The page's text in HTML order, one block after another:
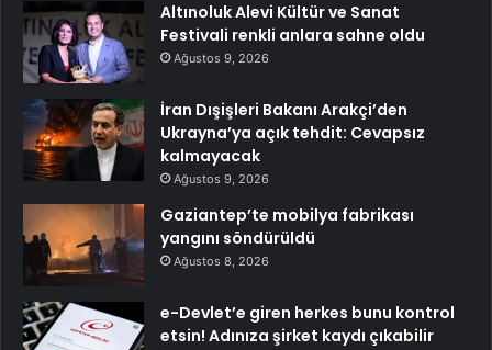
Altınoluk Alevi Kültür ve Sanat
Festivali renkli anlara sahne oldu
Ağustos 9, 2026
İran Dışişleri Bakanı Arakçi’den
Ukrayna’ya açık tehdit: Cevapsız
kalmayacak
Ağustos 9, 2026
Gaziantep’te mobilya fabrikası
yangını söndürüldü
Ağustos 8, 2026
e-Devlet’e giren herkes bunu kontrol
etsin! Adınıza şirket kaydı çıkabilir